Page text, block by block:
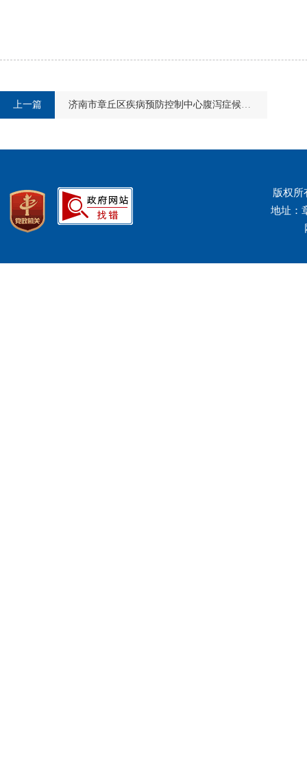
上一篇 济南市章丘区疾病预防控制中心腹泻症候群核酸多重实时荧光PCR检测试剂盒（17+5）询价公告
版权所
地址：